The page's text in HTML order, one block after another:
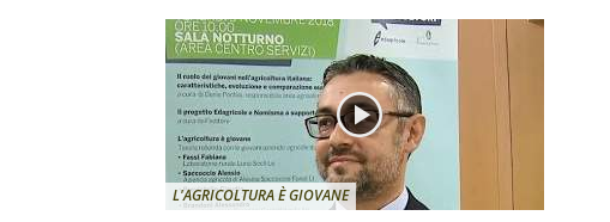
L'AGRICOLTURA È GIOVANE